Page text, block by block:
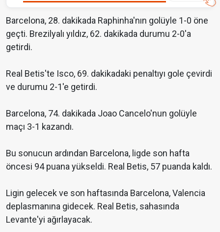
Barcelona, 28. dakikada Raphinha'nın golüyle 1-0 öne
geçti. Brezilyalı yıldız, 62. dakikada durumu 2-0'a
getirdi.
Real Betis'te Isco, 69. dakikadaki penaltıyı gole çevirdi
ve durumu 2-1'e getirdi.
Barcelona, 74. dakikada Joao Cancelo'nun golüyle
maçı 3-1 kazandı.
Bu sonucun ardından Barcelona, ligde son hafta
öncesi 94 puana yükseldi. Real Betis, 57 puanda kaldı.
Ligin gelecek ve son haftasında Barcelona, Valencia
deplasmanına gidecek. Real Betis, sahasında
Levante'yi ağırlayacak.